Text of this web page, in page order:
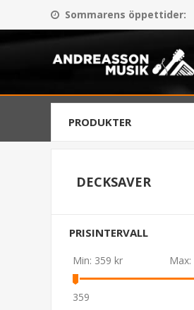
Sommarens öppettider:
PRODUKTER
DECKSAVER
PRISINTERVALL
Min: 359 kr Max:
359